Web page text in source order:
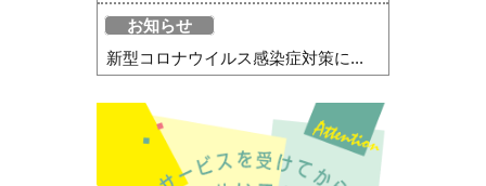
お知らせ
新型コロナウイルス感染症対策に...